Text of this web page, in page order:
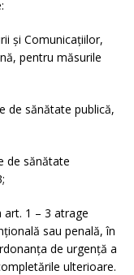
și Comunicațiilor,
pentru măsurile
de sănătate publică,
de sănătate
1 – 3 atrage
sau penală, în
de urgență a
ulterioare.